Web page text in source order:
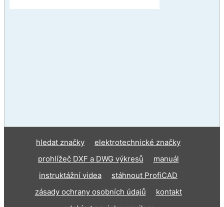
hledat značky
elektrotechnické značky
prohlížeč DXF a DWG výkresů
manuál
instruktážní videa
stáhnout ProfiCAD
zásady ochrany osobních údajů
kontakt